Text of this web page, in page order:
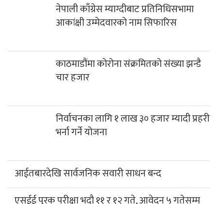
नेपाली काँग्रेस म्याग्दीबाट प्रतिनिधिसभामा
आकांक्षी उम्मेदवारको नाम सिफारिस
काठमाडौंमा कोरोना संक्रमितको संख्या झन्डै
चार हजार
निर्वाचनका लागि १ लाख ३० हजार म्यादी प्रहरी
भर्ना गर्ने योजना
आईतबारदेखि सार्वजनिक सवारी साधन बन्द
एसईई पुरक परीक्षा भदौ ११ र १२ गते, आवेदन ५ गतेसम्म